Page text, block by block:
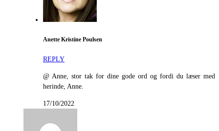
Anette Kristine Poulsen
REPLY
@ Anne, stor tak for dine gode ord og fordi du læser med
herinde, Anne.
17/10/2022